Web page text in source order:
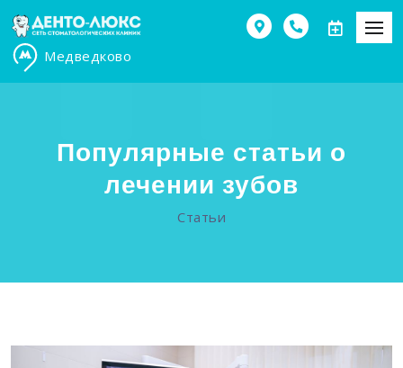
Медведково
Популярные статьи о
лечении зубов
Статьи